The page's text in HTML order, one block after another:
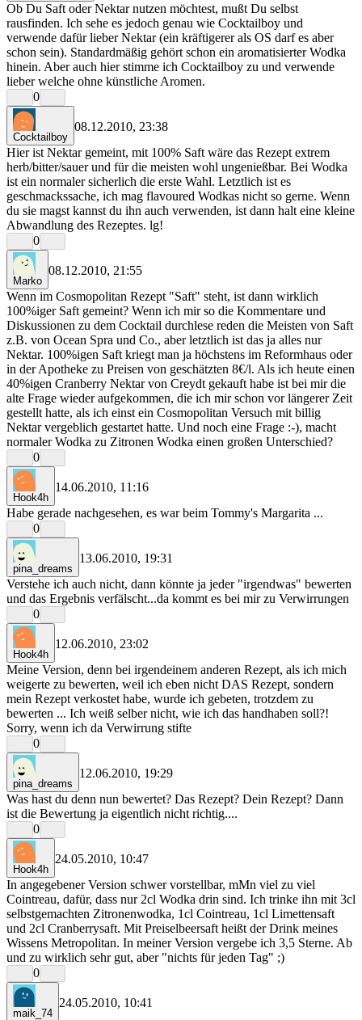
Ob Du Saft oder Nektar nutzen möchtest, mußt Du selbst
rausfinden. Ich sehe es jedoch genau wie Cocktailboy und
verwende dafür lieber Nektar (ein kräftigerer als OS darf es aber
schon sein). Standardmäßig gehört schon ein aromatisierter Wodka
hinein. Aber auch hier stimme ich Cocktailboy zu und verwende
lieber welche ohne künstliche Aromen.
0
Cocktailboy
08.12.2010, 23:38
Hier ist Nektar gemeint, mit 100% Saft wäre das Rezept extrem
herb/bitter/sauer und für die meisten wohl ungenießbar. Bei Wodka
ist ein normaler sicherlich die erste Wahl. Letztlich ist es
geschmackssache, ich mag flavoured Wodkas nicht so gerne. Wenn
du sie magst kannst du ihn auch verwenden, ist dann halt eine kleine
Abwandlung des Rezeptes. lg!
0
Marko
08.12.2010, 21:55
Wenn im Cosmopolitan Rezept "Saft" steht, ist dann wirklich
100%iger Saft gemeint? Wenn ich mir so die Kommentare und
Diskussionen zu dem Cocktail durchlese reden die Meisten von Saft
z.B. von Ocean Spra und Co., aber letztlich ist das ja alles nur
Nektar. 100%igen Saft kriegt man ja höchstens im Reformhaus oder
in der Apotheke zu Preisen von geschätzten 8€/l. Als ich heute einen
40%igen Cranberry Nektar von Creydt gekauft habe ist bei mir die
alte Frage wieder aufgekommen, die ich mir schon vor längerer Zeit
gestellt hatte, als ich einst ein Cosmopolitan Versuch mit billig
Nektar vergeblich gestartet hatte. Und noch eine Frage :-), macht
normaler Wodka zu Zitronen Wodka einen großen Unterschied?
0
Hook4h
14.06.2010, 11:16
Habe gerade nachgesehen, es war beim Tommy's Margarita ...
0
pina_dreams
13.06.2010, 19:31
Verstehe ich auch nicht, dann könnte ja jeder "irgendwas" bewerten
und das Ergebnis verfälscht...da kommt es bei mir zu Verwirrungen
0
Hook4h
12.06.2010, 23:02
Meine Version, denn bei irgendeinem anderen Rezept, als ich mich
weigerte zu bewerten, weil ich eben nicht DAS Rezept, sondern
mein Rezept verkostet habe, wurde ich gebeten, trotzdem zu
bewerten ... Ich weiß selber nicht, wie ich das handhaben soll?!
Sorry, wenn ich da Verwirrung stifte
0
pina_dreams
12.06.2010, 19:29
Was hast du denn nun bewertet? Das Rezept? Dein Rezept? Dann
ist die Bewertung ja eigentlich nicht richtig....
0
Hook4h
24.05.2010, 10:47
In angegebener Version schwer vorstellbar, mMn viel zu viel
Cointreau, dafür, dass nur 2cl Wodka drin sind. Ich trinke ihn mit 3cl
selbstgemachten Zitronenwodka, 1cl Cointreau, 1cl Limettensaft
und 2cl Cranberrysaft. Mit Preiselbeersaft heißt der Drink meines
Wissens Metropolitan. In meiner Version vergebe ich 3,5 Sterne. Ab
und zu wirklich sehr gut, aber "nichts für jeden Tag" ;)
0
maik_74
24.05.2010, 10:41